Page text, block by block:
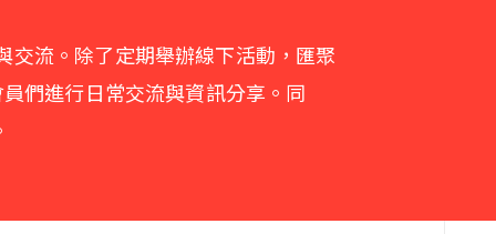
交流。除了定期舉辦線下活動，匯聚
們進行日常交流與資訊分享。同